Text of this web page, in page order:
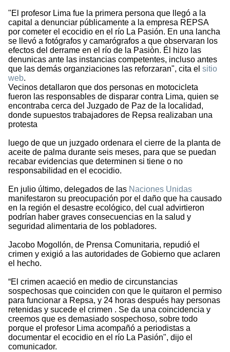
"El profesor Lima fue la primera persona que llegó a la
capital a denunciar públicamente a la empresa REPSA
por cometer el ecocidio en el río La Pasión. En una lancha
se llevó a fotógrafos y camarógrafos a que observaran los
efectos del derrame en el río de la Pasiòn. Él hizo las
denunicas ante las instancias competentes, incluso antes
que las demás organziaciones las reforzaran", cita el sitio
web.
Vecinos detallaron que dos personas en motocicleta
fueron las responsables de disparar contra Lima, quien se
encontraba cerca del Juzgado de Paz de la localidad,
donde supuestos trabajadores de Repsa realizaban una
protesta
luego de que un juzgado ordenara el cierre de la planta de
aceite de palma durante seis meses, para que se puedan
recabar evidencias que determinen si tiene o no
responsabilidad en el ecocidio.
En julio último, delegados de las Naciones Unidas
manifestaron su preocupación por el daño que ha causado
en la región el desastre ecológico, del cual advirtieron
podrían haber graves consecuencias en la salud y
seguridad alimentaria de los pobladores.
Jacobo Mogollón, de Prensa Comunitaria, repudió el
crimen y exigió a las autoridades de Gobierno que aclaren
el hecho.
“El crimen acaeció en medio de circunstancias
sospechosas que coinciden con que le quitaron el permiso
para funcionar a Repsa, y 24 horas después hay personas
retenidas y sucede el crimen . Se da una coincidencia y
creemos que es demasiado sospechoso, sobre todo
porque el profesor Lima acompañó a periodistas a
documentar el ecocidio en el río La Pasión", dijo el
comunicador.